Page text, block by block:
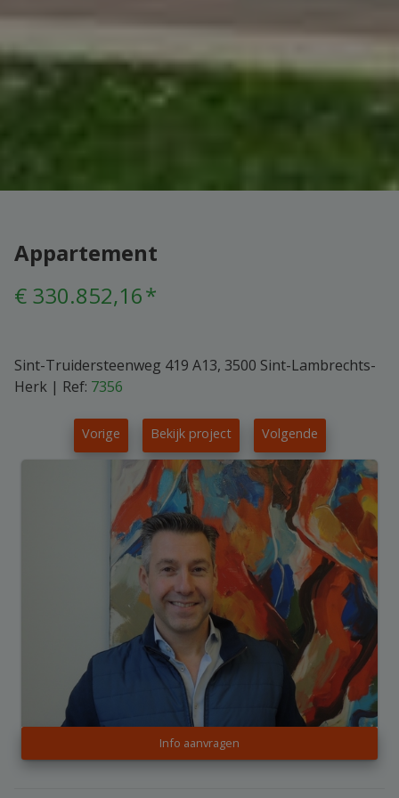
Appartement
€ 330.852,16*
Sint-Truidersteenweg 419 A13, 3500 Sint-Lambrechts-
Herk | Ref: 7356
Vorige Bekijk project Volgende
Info aanvragen